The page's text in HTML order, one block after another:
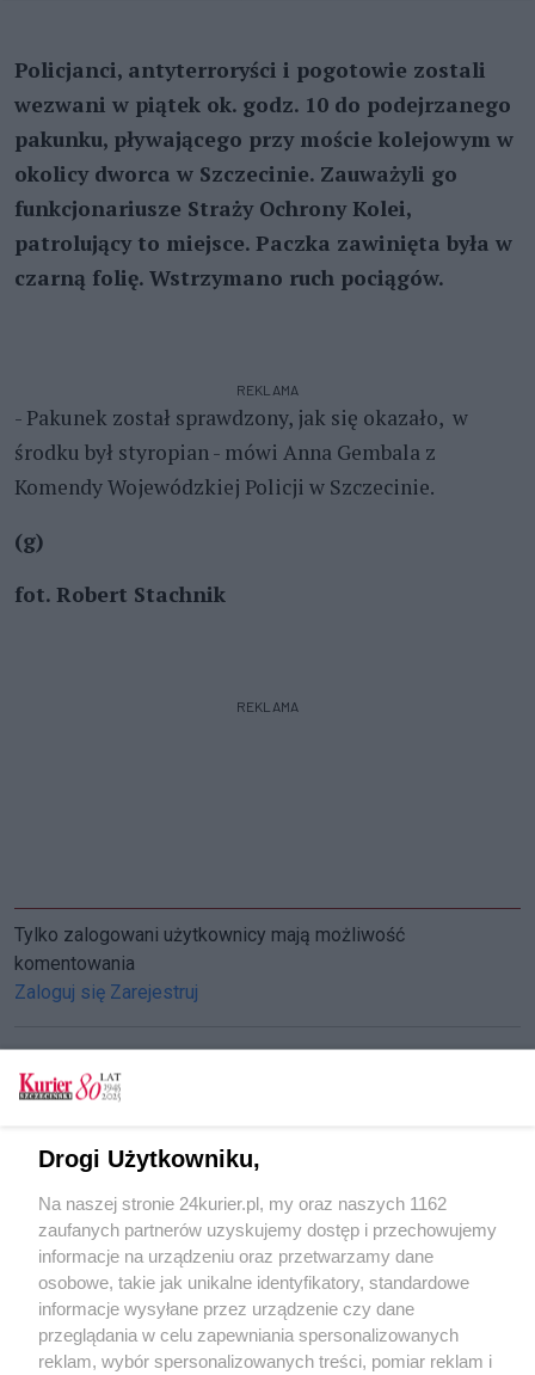
Policjanci, antyterroryści i pogotowie zostali
wezwani w piątek ok. godz. 10 do podejrzanego
pakunku, pływającego przy moście kolejowym w
okolicy dworca w Szczecinie. Zauważyli go
funkcjonariusze Straży Ochrony Kolei,
patrolujący to miejsce. Paczka zawinięta była w
czarną folię. Wstrzymano ruch pociągów.
REKLAMA
- Pakunek został sprawdzony, jak się okazało, w
środku był styropian - mówi Anna Gembala z
Komendy Wojewódzkiej Policji w Szczecinie.
(g)
fot. Robert Stachnik
REKLAMA
Tylko zalogowani użytkownicy mają możliwość
komentowania
Zaloguj się Zarejestruj
Ciało w Odrze
Żeglarstwo. Powrót na Odrę
Odra i różyczka wciąż niebezpieczne
POGODA
Drogi Użytkowniku,
Na naszej stronie 24kurier.pl, my oraz naszych 1162
zaufanych partnerów uzyskujemy dostęp i przechowujemy
informacje na urządzeniu oraz przetwarzamy dane
osobowe, takie jak unikalne identyfikatory, standardowe
informacje wysyłane przez urządzenie czy dane
przeglądania w celu zapewniania spersonalizowanych
reklam, wybór spersonalizowanych treści, pomiar reklam i